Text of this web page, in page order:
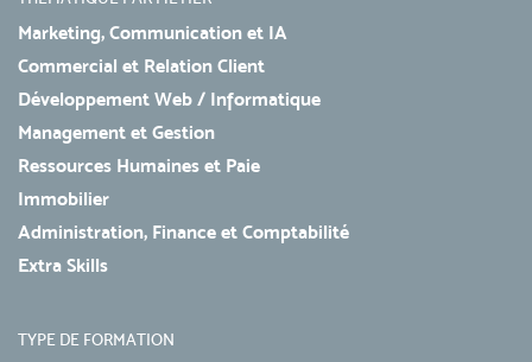
Marketing, Communication et IA
Commercial et Relation Client
Développement Web / Informatique
Management et Gestion
Ressources Humaines et Paie
Immobilier
Administration, Finance et Comptabilité
Extra Skills
TYPE DE FORMATION